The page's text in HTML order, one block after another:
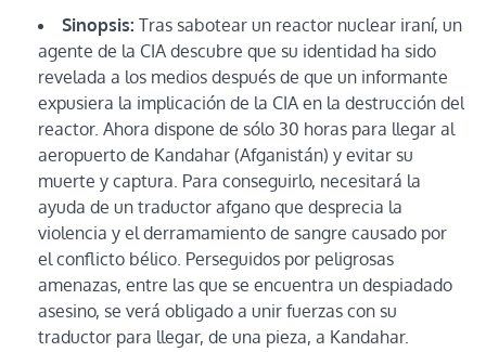
Sinopsis: Tras sabotear un reactor nuclear iraní, un
agente de la CIA descubre que su identidad ha sido
revelada a los medios después de que un informante
expusiera la implicación de la CIA en la destrucción del
reactor. Ahora dispone de sólo 30 horas para llegar al
aeropuerto de Kandahar (Afganistán) y evitar su
muerte y captura. Para conseguirlo, necesitará la
ayuda de un traductor afgano que desprecia la
violencia y el derramamiento de sangre causado por
el conflicto bélico. Perseguidos por peligrosas
amenazas, entre las que se encuentra un despiadado
asesino, se verá obligado a unir fuerzas con su
traductor para llegar, de una pieza, a Kandahar.